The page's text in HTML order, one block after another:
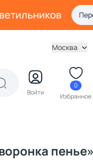
Москва
Войти
0
Избранное
пенье»